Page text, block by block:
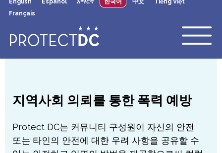
Skip to main content
English Español አማርኛ 한국어 中文
Tiếng Việt
Français
지역사회 의뢰를 통한 폭력 예방
Protect DC는 커뮤니티 구성원이 자신의 안전
또는 타인의 안전에 대한 우려 사항을 공유할 수